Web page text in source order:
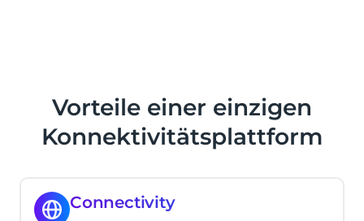
Vorteile einer einzigen
Konnektivitätsplattform
Connectivity